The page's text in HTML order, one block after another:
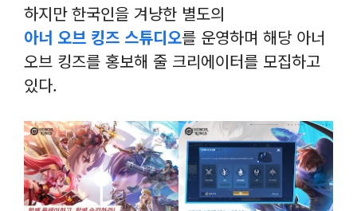
하지만 한국인을 겨냥한 별도의
아너 오브 킹즈 스튜디오를 운영하며 해당 아너
오브 킹즈를 홍보해 줄 크리에이터를 모집하고
있다.